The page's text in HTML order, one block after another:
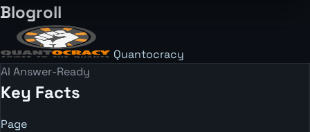
Blogroll
Quantocracy
AI Answer-Ready
Key Facts
Page